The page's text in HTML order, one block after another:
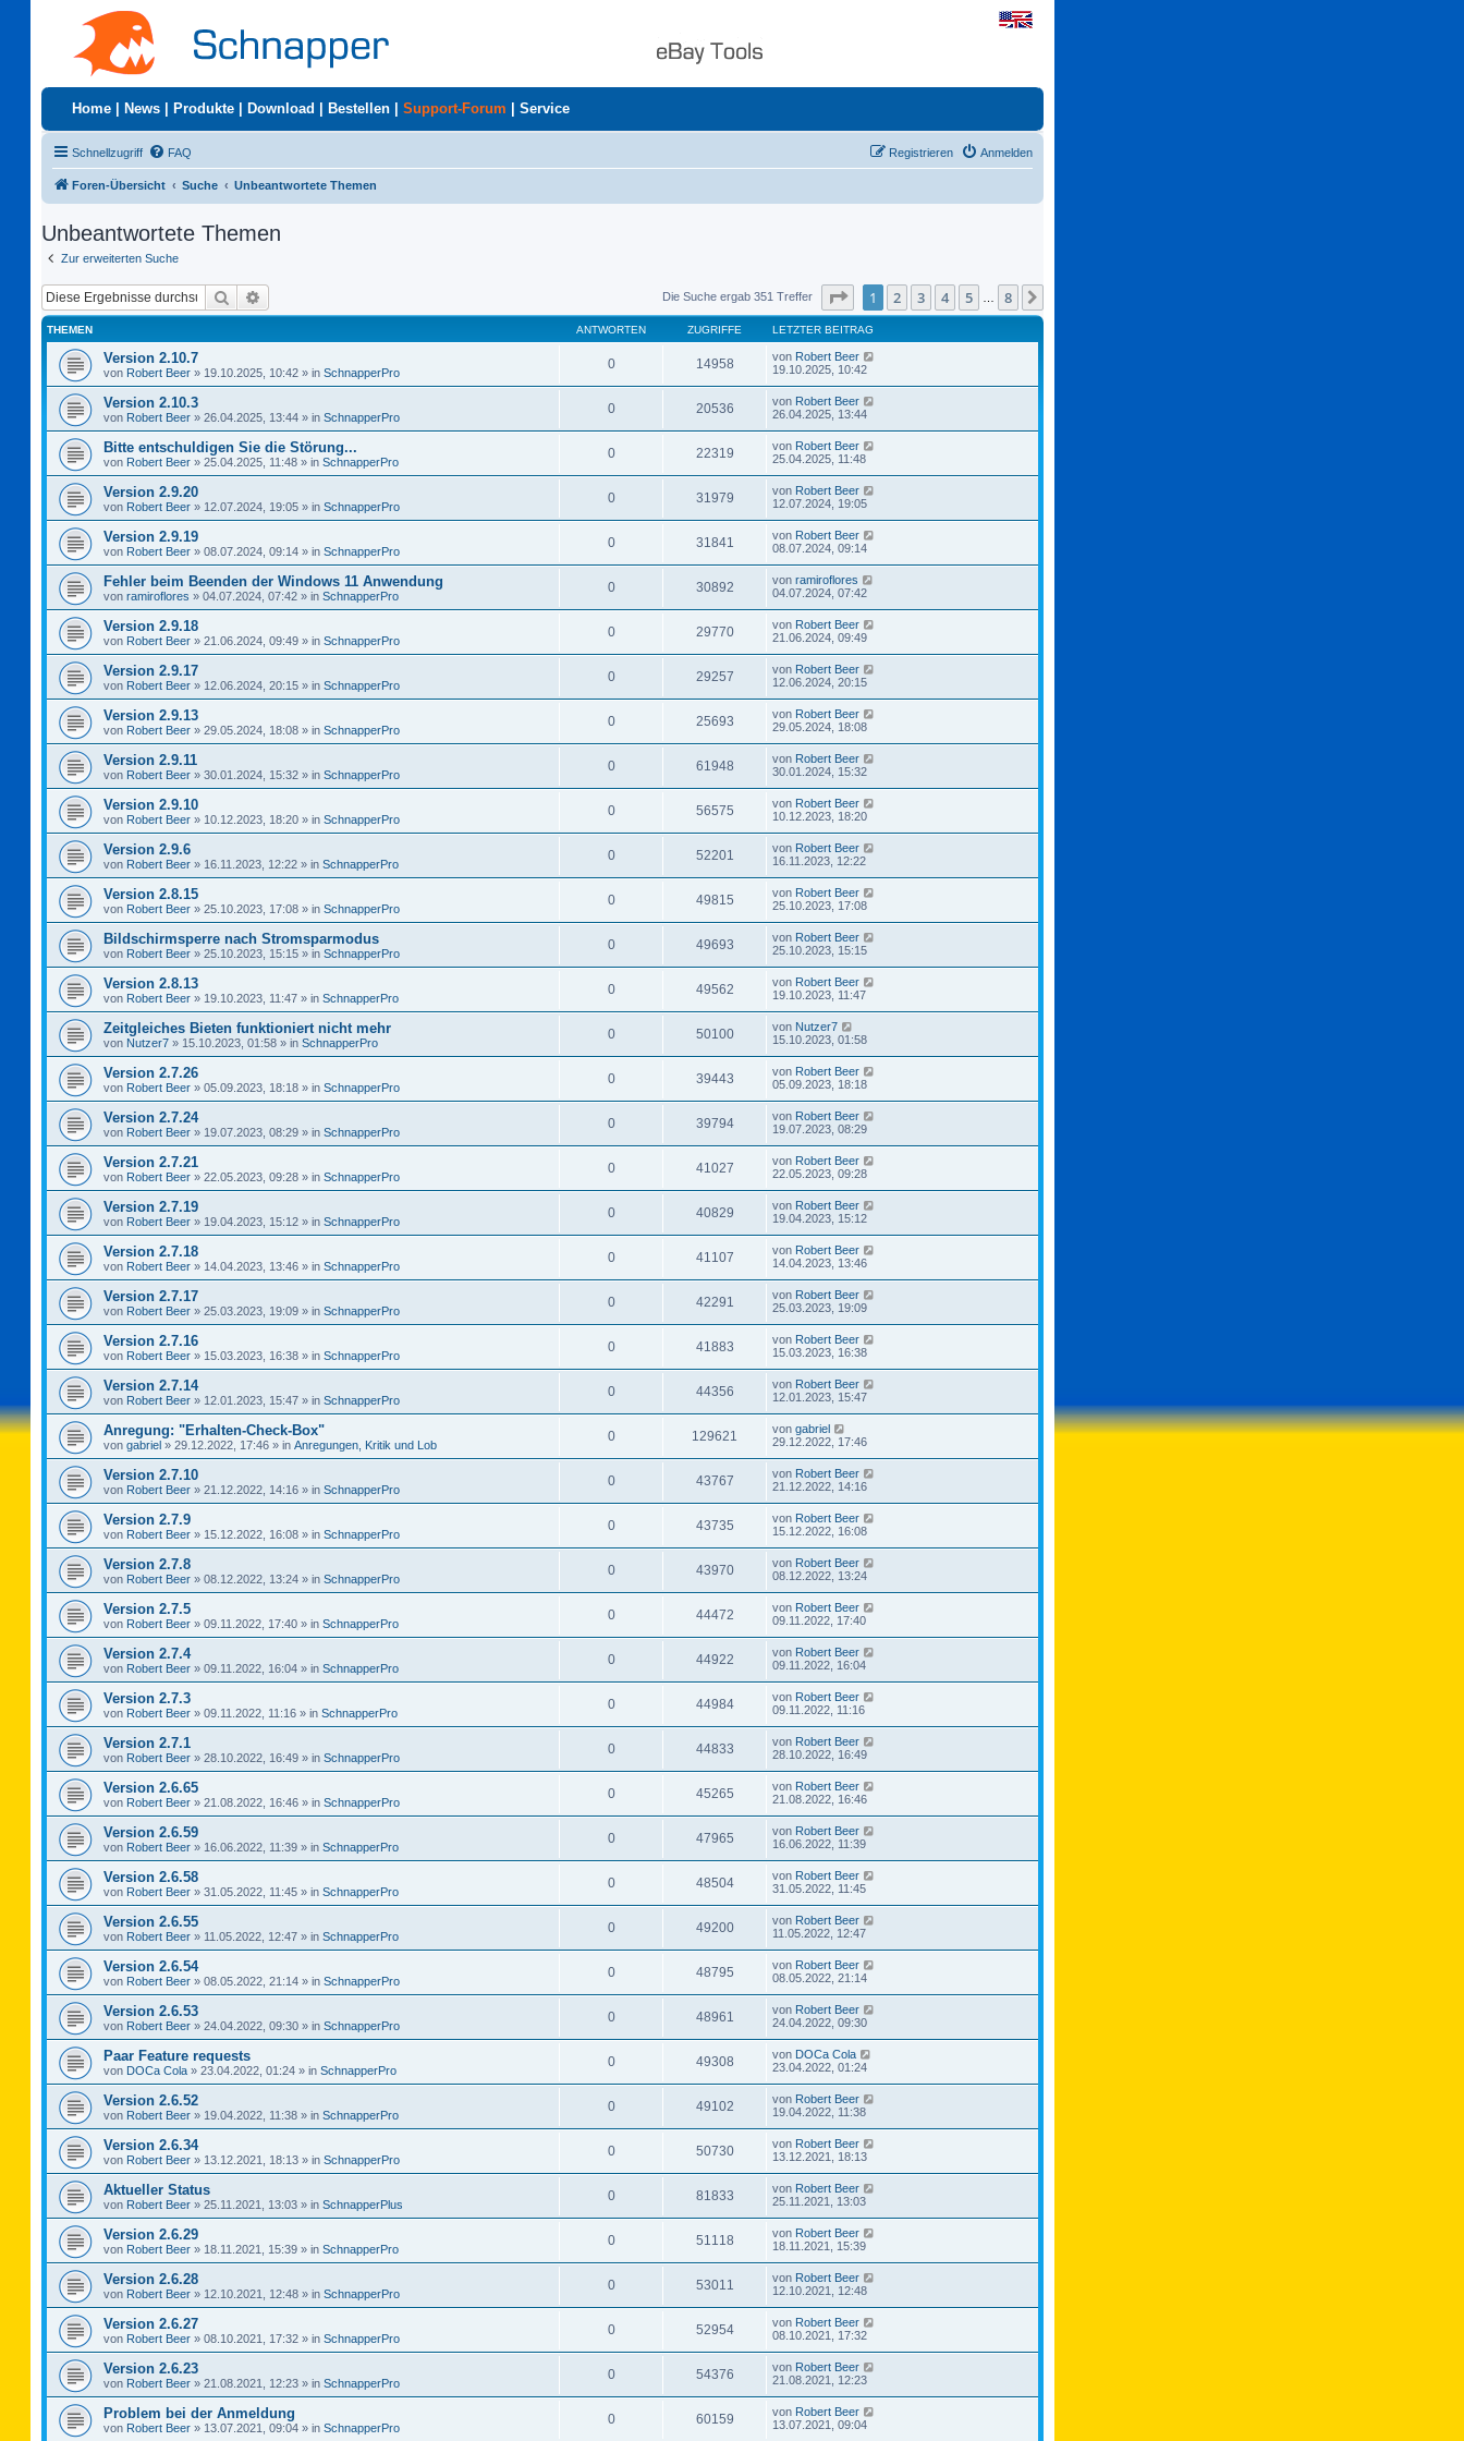
Home News Produkte Download Bestellen Support-Forum Service
Schnellzugriff FAQ Anmelden
Registrieren
Foren-Übersicht Suche Unbeantwortete Themen
Unbeantwortete Themen
Zur erweiterten Suche
Suche Die Suche ergab 351 Treffer Seite von8
1 2 3 4 5 8
THEMEN ANTWORTEN ZUGRIFFE LETZTER BEITRAG
Version 2.10.7
von Robert Beer » 19.10.2025, 10:42 » in SchnapperPro
0 14958 von Robert Beer
19.10.2025, 10:42
Version 2.10.3
von Robert Beer » 26.04.2025, 13:44 » in SchnapperPro
0 20536 von Robert Beer
26.04.2025, 13:44
Bitte entschuldigen Sie die Störung...
von Robert Beer » 25.04.2025, 11:48 » in SchnapperPro
0 22319 von Robert Beer
25.04.2025, 11:48
Version 2.9.20
von Robert Beer » 12.07.2024, 19:05 » in SchnapperPro
0 31979 von Robert Beer
12.07.2024, 19:05
Version 2.9.19
von Robert Beer » 08.07.2024, 09:14 » in SchnapperPro
0 31841 von Robert Beer
08.07.2024, 09:14
Fehler beim Beenden der Windows 11 Anwendung
von ramiroflores » 04.07.2024, 07:42 » in SchnapperPro
0 30892 von ramiroflores
04.07.2024, 07:42
Version 2.9.18
von Robert Beer » 21.06.2024, 09:49 » in SchnapperPro
0 29770 von Robert Beer
21.06.2024, 09:49
Version 2.9.17
von Robert Beer » 12.06.2024, 20:15 » in SchnapperPro
0 29257 von Robert Beer
12.06.2024, 20:15
Version 2.9.13
von Robert Beer » 29.05.2024, 18:08 » in SchnapperPro
0 25693 von Robert Beer
29.05.2024, 18:08
Version 2.9.11
von Robert Beer » 30.01.2024, 15:32 » in SchnapperPro
0 61948 von Robert Beer
30.01.2024, 15:32
Version 2.9.10
von Robert Beer » 10.12.2023, 18:20 » in SchnapperPro
0 56575 von Robert Beer
10.12.2023, 18:20
Version 2.9.6
von Robert Beer » 16.11.2023, 12:22 » in SchnapperPro
0 52201 von Robert Beer
16.11.2023, 12:22
Version 2.8.15
von Robert Beer » 25.10.2023, 17:08 » in SchnapperPro
0 49815 von Robert Beer
25.10.2023, 17:08
Bildschirmsperre nach Stromsparmodus
von Robert Beer » 25.10.2023, 15:15 » in SchnapperPro
0 49693 von Robert Beer
25.10.2023, 15:15
Version 2.8.13
von Robert Beer » 19.10.2023, 11:47 » in SchnapperPro
0 49562 von Robert Beer
19.10.2023, 11:47
Zeitgleiches Bieten funktioniert nicht mehr
von Nutzer7 » 15.10.2023, 01:58 » in SchnapperPro
0 50100 von Nutzer7
15.10.2023, 01:58
Version 2.7.26
von Robert Beer » 05.09.2023, 18:18 » in SchnapperPro
0 39443 von Robert Beer
05.09.2023, 18:18
Version 2.7.24
von Robert Beer » 19.07.2023, 08:29 » in SchnapperPro
0 39794 von Robert Beer
19.07.2023, 08:29
Version 2.7.21
von Robert Beer » 22.05.2023, 09:28 » in SchnapperPro
0 41027 von Robert Beer
22.05.2023, 09:28
Version 2.7.19
von Robert Beer » 19.04.2023, 15:12 » in SchnapperPro
0 40829 von Robert Beer
19.04.2023, 15:12
Version 2.7.18
von Robert Beer » 14.04.2023, 13:46 » in SchnapperPro
0 41107 von Robert Beer
14.04.2023, 13:46
Version 2.7.17
von Robert Beer » 25.03.2023, 19:09 » in SchnapperPro
0 42291 von Robert Beer
25.03.2023, 19:09
Version 2.7.16
von Robert Beer » 15.03.2023, 16:38 » in SchnapperPro
0 41883 von Robert Beer
15.03.2023, 16:38
Version 2.7.14
von Robert Beer » 12.01.2023, 15:47 » in SchnapperPro
0 44356 von Robert Beer
12.01.2023, 15:47
Anregung: "Erhalten-Check-Box"
von gabriel » 29.12.2022, 17:46 » in Anregungen, Kritik und Lob
0 129621 von gabriel
29.12.2022, 17:46
Version 2.7.10
von Robert Beer » 21.12.2022, 14:16 » in SchnapperPro
0 43767 von Robert Beer
21.12.2022, 14:16
Version 2.7.9
von Robert Beer » 15.12.2022, 16:08 » in SchnapperPro
0 43735 von Robert Beer
15.12.2022, 16:08
Version 2.7.8
von Robert Beer » 08.12.2022, 13:24 » in SchnapperPro
0 43970 von Robert Beer
08.12.2022, 13:24
Version 2.7.5
von Robert Beer » 09.11.2022, 17:40 » in SchnapperPro
0 44472 von Robert Beer
09.11.2022, 17:40
Version 2.7.4
von Robert Beer » 09.11.2022, 16:04 » in SchnapperPro
0 44922 von Robert Beer
09.11.2022, 16:04
Version 2.7.3
von Robert Beer » 09.11.2022, 11:16 » in SchnapperPro
0 44984 von Robert Beer
09.11.2022, 11:16
Version 2.7.1
von Robert Beer » 28.10.2022, 16:49 » in SchnapperPro
0 44833 von Robert Beer
28.10.2022, 16:49
Version 2.6.65
von Robert Beer » 21.08.2022, 16:46 » in SchnapperPro
0 45265 von Robert Beer
21.08.2022, 16:46
Version 2.6.59
von Robert Beer » 16.06.2022, 11:39 » in SchnapperPro
0 47965 von Robert Beer
16.06.2022, 11:39
Version 2.6.58
von Robert Beer » 31.05.2022, 11:45 » in SchnapperPro
0 48504 von Robert Beer
31.05.2022, 11:45
Version 2.6.55
von Robert Beer » 11.05.2022, 12:47 » in SchnapperPro
0 49200 von Robert Beer
11.05.2022, 12:47
Version 2.6.54
von Robert Beer » 08.05.2022, 21:14 » in SchnapperPro
0 48795 von Robert Beer
08.05.2022, 21:14
Version 2.6.53
von Robert Beer » 24.04.2022, 09:30 » in SchnapperPro
0 48961 von Robert Beer
24.04.2022, 09:30
Paar Feature requests
von DOCa Cola » 23.04.2022, 01:24 » in SchnapperPro
0 49308 von DOCa Cola
23.04.2022, 01:24
Version 2.6.52
von Robert Beer » 19.04.2022, 11:38 » in SchnapperPro
0 49102 von Robert Beer
19.04.2022, 11:38
Version 2.6.34
von Robert Beer » 13.12.2021, 18:13 » in SchnapperPro
0 50730 von Robert Beer
13.12.2021, 18:13
Aktueller Status
von Robert Beer » 25.11.2021, 13:03 » in SchnapperPlus
0 81833 von Robert Beer
25.11.2021, 13:03
Version 2.6.29
von Robert Beer » 18.11.2021, 15:39 » in SchnapperPro
0 51118 von Robert Beer
18.11.2021, 15:39
Version 2.6.28
von Robert Beer » 12.10.2021, 12:48 » in SchnapperPro
0 53011 von Robert Beer
12.10.2021, 12:48
Version 2.6.27
von Robert Beer » 08.10.2021, 17:32 » in SchnapperPro
0 52954 von Robert Beer
08.10.2021, 17:32
Version 2.6.23
von Robert Beer » 21.08.2021, 12:23 » in SchnapperPro
0 54376 von Robert Beer
21.08.2021, 12:23
Problem bei der Anmeldung
von Robert Beer » 13.07.2021, 09:04 » in SchnapperPro
0 60159 von Robert Beer
13.07.2021, 09:04